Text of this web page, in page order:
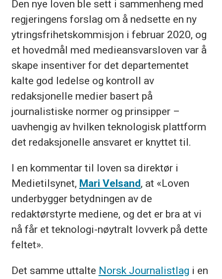
Den nye loven ble sett i sammenheng med
regjeringens forslag om å nedsette en ny
ytringsfrihetskommisjon i februar 2020, og
et hovedmål med medieansvarsloven var å
skape insentiver for det departementet
kalte god ledelse og kontroll av
redaksjonelle medier basert på
journalistiske normer og prinsipper –
uavhengig av hvilken teknologisk plattform
det redaksjonelle ansvaret er knyttet til.
I en kommentar til loven sa direktør i
Medietilsynet, Mari Velsand, at «Loven
underbygger betydningen av de
redaktørstyrte mediene, og det er bra at vi
nå får et teknologi-nøytralt lovverk på dette
feltet».
Det samme uttalte Norsk Journalistlag i en